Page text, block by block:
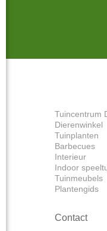
Tuincentrum
Dierenwinkel
Tuinplanten
Barbecues
Interieur
Indoor
Tuinmeubels
Plantengids
Contact